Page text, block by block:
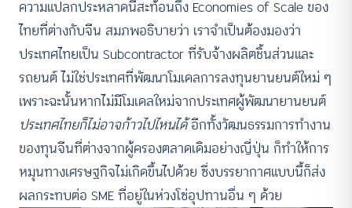
ความแปลกประหลาดนี้สะท้อนถึง Economies of Scale ของ
ไทยที่ต่างกับจีน สมภพอธิบายว่า เราจำเป็นต้องมองว่า
ประเทศไทยเป็น Subcontractor ที่รับจ้างผลิตชิ้นส่วนและ
รถยนต์ ไม่ใช่ประเทศที่พัฒนาโมเดลการลงทุนยานยนต์ใหม่ ๆ
เพราะฉะนั้นหากไม่มีโมเดลใหม่จากประเทศผู้พัฒนายานยนต์
ประเทศไทยก็ไม่อาจก้าวไปไหนได้อีกทั้งวัฒนธรรมการทำงาน
ของทุนจีนที่ต่างจากผู้ครองตลาดเดิมอย่างญี่ปุ่น ก็ทำให้การ
หมุนทางเศรษฐกิจไม่เกิดขึ้นไปด้วย ซึ่งบรรยากาศแบบนี้ก็ส่ง
ผลกระทบต่อ SME ที่อยู่ในห่วงโซ่อุปทานอื่น ๆ ด้วย